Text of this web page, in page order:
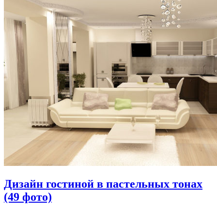
Дизайн гостиной в пастельных тонах
(49 фото)